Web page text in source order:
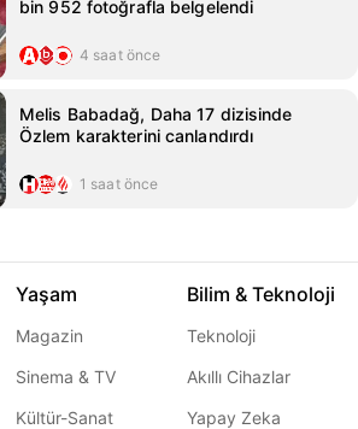
bin 952 fotoğrafla belgelendi
4 saat önce
Melis Babadağ, Daha 17 dizisinde
Özlem karakterini canlandırdı
1 saat önce
Yaşam
Magazin
Sinema & TV
Kültür-Sanat
Bilim & Teknoloji
Teknoloji
Akıllı Cihazlar
Yapay Zeka